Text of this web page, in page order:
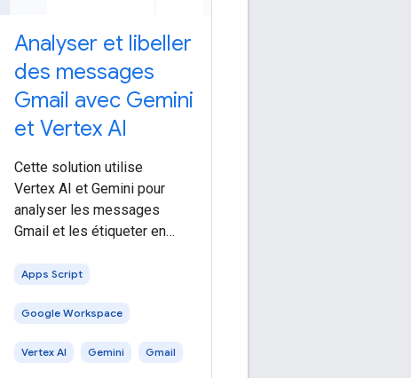
Analyser et libeller
des messages
Gmail avec Gemini
et Vertex AI
Cette solution utilise
Vertex AI et Gemini pour
analyser les messages
Gmail et les étiqueter en
Niveau de programmation:
30 minutes Type de projet:
Google Workspace Cette
Apps Script
Google Workspace
Vertex AI Gemini Gmail